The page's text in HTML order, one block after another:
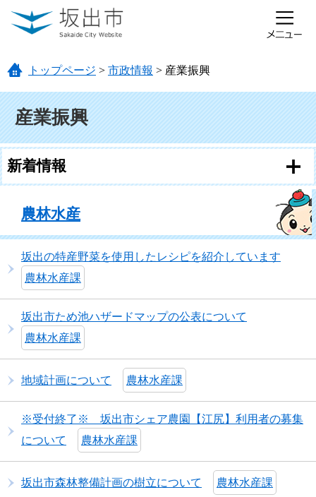
ページの先頭です。
メニューを飛ばして本文へ
トップページ > 市政情報 > 産業振興
産業振興
新着情報
農林水産
坂出の特産野菜を使用したレシピ​を紹介しています
農林水産課
坂出市ため池ハザードマップの公表について
農林水産課
地域計画について 農林水産課
※受付終了※ 坂出市シェア農園【江尻】利用者の募集
について
農林水産課
坂出市森林整備計画の樹立について 農林水産課